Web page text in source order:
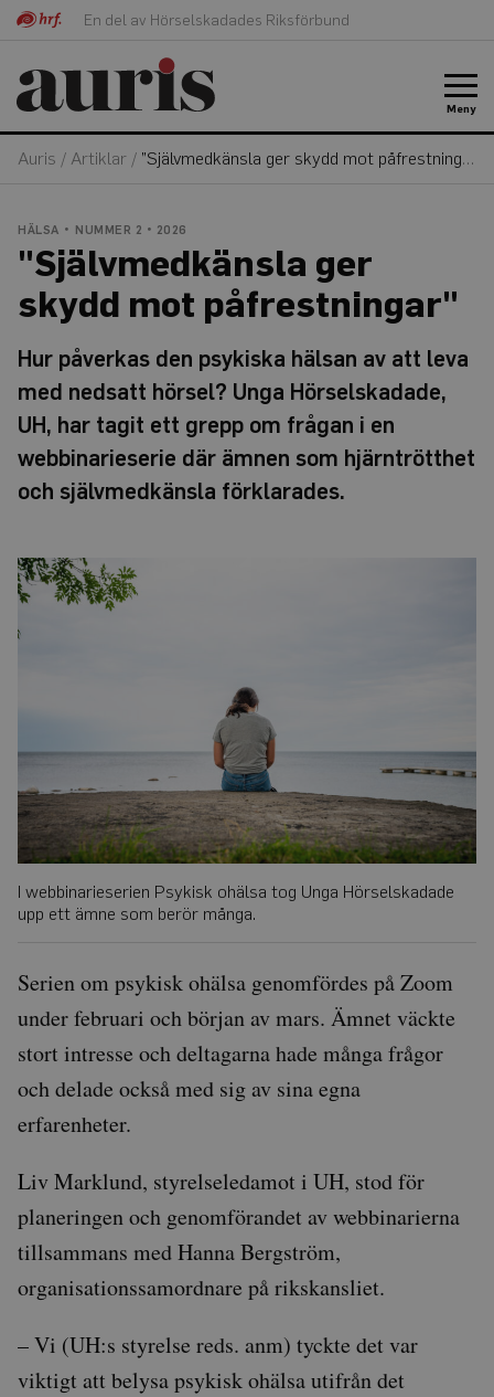
En del av Hörselskadades Riksförbund
Meny
Auris / Artiklar / ”Självmedkänsla ger skydd mot påfrestningar”
HÄLSA NUMMER 2 • 2026
"Självmedkänsla ger
skydd mot påfrestningar"
Hur påverkas den psykiska hälsan av att leva
med nedsatt hörsel? Unga Hörselskadade,
UH, har tagit ett grepp om frågan i en
webbinarieserie där ämnen som hjärntrötthet
och självmedkänsla förklarades.
I webbinarieserien Psykisk ohälsa tog Unga Hörselskadade
upp ett ämne som berör många.
Serien om psykisk ohälsa genomfördes på Zoom
under februari och början av mars. Ämnet väckte
stort intresse och deltagarna hade många frågor
och delade också med sig av sina egna
erfarenheter.
Liv Marklund, styrelseledamot i UH, stod för
planeringen och genomförandet av webbinarierna
tillsammans med Hanna Bergström,
organisationssamordnare på rikskansliet.
– Vi (UH:s styrelse reds. anm) tyckte det var
viktigt att belysa psykisk ohälsa utifrån det